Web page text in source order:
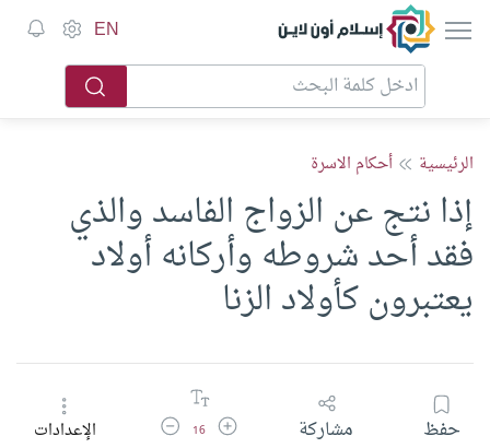
إسلام أون لاين EN
الرئيسية أحكام الاسرة
إذا نتج عن الزواج الفاسد والذي
فقد أحد شروطه وأركانه أولاد
يعتبرون كأولاد الزنا
حفظ مشاركة زيادة حجم الخط
16 تقليل حجم الخطالإعدادات